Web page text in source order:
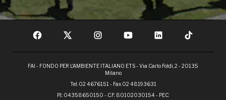
FAI - FONDO PER L'AMBIENTE ITALIANO ETS - Via Carlo Foldi, 2 - 20135
Milano
Tel. 02 4676151 - Fax 02 48193631
P.I.: 04358650150 - C.F.: 80102030154 - PEC: